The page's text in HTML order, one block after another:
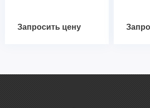
Запросить цену